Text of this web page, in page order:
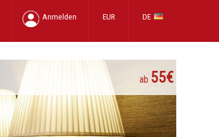
DE
EUR
Anmelden
ab 55€